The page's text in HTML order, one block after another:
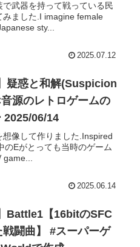
武器を持って戦っている民
みました.I imagine female
sty...
2025.07.12
疑惑と和解(Suspicion
源のレトロゲームの
2025/06/14
像して作りました.Inspired
Eがとっても当時のゲーム
game...
2025.06.14
Battle1【16bitのSFC
闘曲】 #スーパーゲ